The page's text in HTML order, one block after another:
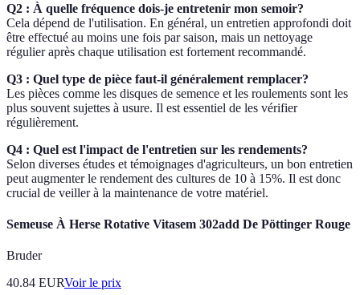
Q2 : À quelle fréquence dois-je entretenir mon semoir?
Cela dépend de l'utilisation. En général, un entretien approfondi doit
être effectué au moins une fois par saison, mais un nettoyage
régulier après chaque utilisation est fortement recommandé.
Q3 : Quel type de pièce faut-il généralement remplacer?
Les pièces comme les disques de semence et les roulements sont les
plus souvent sujettes à usure. Il est essentiel de les vérifier
régulièrement.
Q4 : Quel est l'impact de l'entretien sur les rendements?
Selon diverses études et témoignages d'agriculteurs, un bon entretien
peut augmenter le rendement des cultures de 10 à 15%. Il est donc
crucial de veiller à la maintenance de votre matériel.
Semeuse À Herse Rotative Vitasem 302add De Pöttinger Rouge
Bruder
40.84 EURVoir le prix